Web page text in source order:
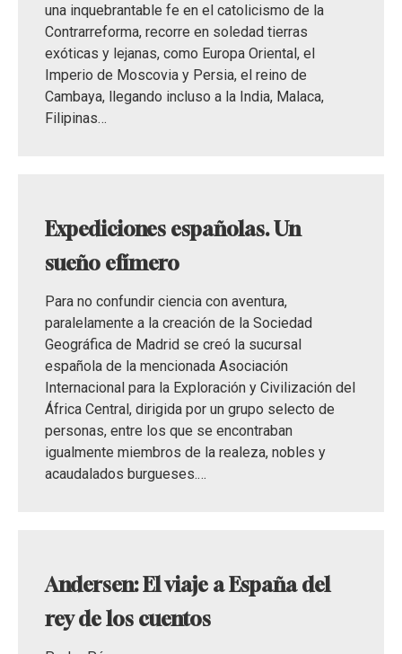
una inquebrantable fe en el catolicismo de la
Contrarreforma, recorre en soledad tierras
exóticas y lejanas, como Europa Oriental, el
Imperio de Moscovia y Persia, el reino de
Cambaya, llegando incluso a la India, Malaca,
Filipinas…
Expediciones españolas. Un
sueño efímero
Para no confundir ciencia con aventura,
paralelamente a la creación de la Sociedad
Geográfica de Madrid se creó la sucursal
española de la mencionada Asociación
Internacional para la Exploración y Civilización del
África Central, dirigida por un grupo selecto de
personas, entre los que se encontraban
igualmente miembros de la realeza, nobles y
acaudalados burgueses.…
Andersen: El viaje a España del
rey de los cuentos